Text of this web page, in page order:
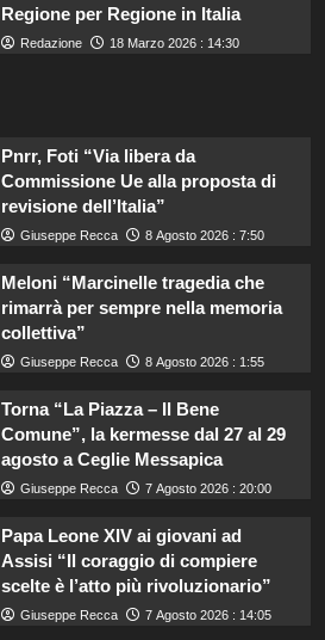
Regione per Regione in Italia
Redazione 18 Marzo 2026 : 14:30
Pnrr, Foti “Via libera da
Commissione Ue alla proposta di
revisione dell’Italia”
Giuseppe Recca 8 Agosto 2026 : 7:50
Meloni “Marcinelle tragedia che
rimarrà per sempre nella memoria
collettiva”
Giuseppe Recca 8 Agosto 2026 : 1:55
Torna “La Piazza – Il Bene
Comune”, la kermesse dal 27 al 29
agosto a Ceglie Messapica
Giuseppe Recca 7 Agosto 2026 : 20:00
Papa Leone XIV ai giovani ad
Assisi “Il coraggio di compiere
scelte è l’atto più rivoluzionario”
Giuseppe Recca 7 Agosto 2026 : 14:05